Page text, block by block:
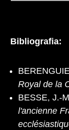
Bibliografia:
Royal de la
BESSE, J.-
l'ancienne